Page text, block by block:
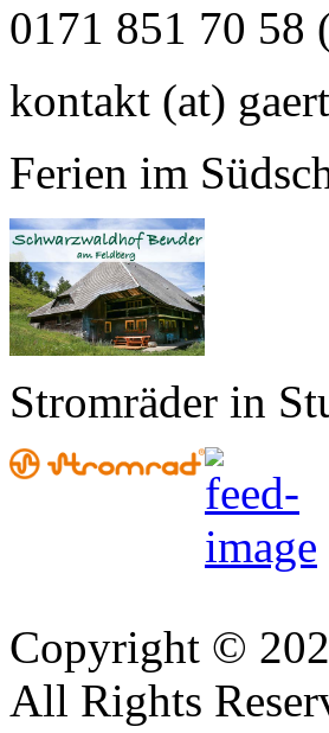
0171 851 70 58
kontakt (at)
Ferien im
Stromräder in
Copyright ©
All Rights